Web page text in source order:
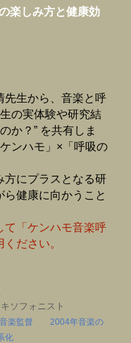
楽しみ方と健康効
先生から、音楽と呼
の実体験や研究結
か？” を共有しま
ンハモ」×「呼吸の
方にプラスとなる研
健康に向かうこと
て「ケンハモ音楽呼
ださい。
ソフォニスト
音楽監督 2004年音楽の
化